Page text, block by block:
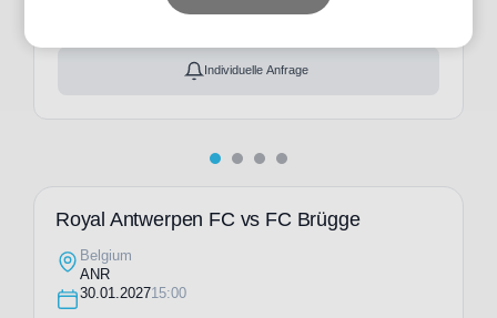
Ticket(s) + Hotel
Individuelle Anfrage
Royal Antwerpen FC vs FC Brügge
Belgium
ANR
30.01.202715:00